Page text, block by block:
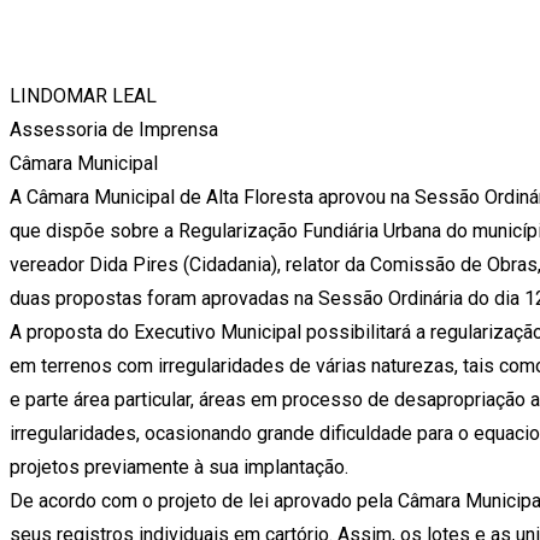
LINDOMAR LEAL
Assessoria de Imprensa
Câmara Municipal
A Câmara Municipal de Alta Floresta aprovou na Sessão
que dispõe sobre a Regularização Fundiária Urbana do
vereador Dida Pires (Cidadania), relator da Comissão de
duas propostas foram aprovadas na Sessão Ordinária do dia
A proposta do Executivo Municipal possibilitará a
em terrenos com irregularidades de várias naturezas, tais
e parte área particular, áreas em processo de
irregularidades, ocasionando grande dificuldade para o
projetos previamente à sua implantação.
De acordo com o projeto de lei aprovado pela Câmara
seus registros individuais em cartório. Assim, os lotes e as